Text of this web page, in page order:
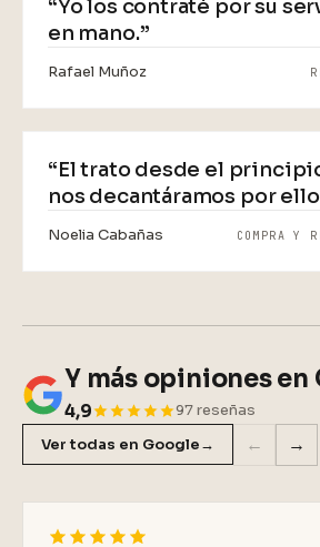
“Yo los contraté por su
en mano.”
Rafael Muñoz
VIDEO
“El trato desde el
nos decantáramos por
Noelia Cabañas COMPRA Y
Y más opiniones en
4,9
97 reseñas
Ver todas en Google→ ← →